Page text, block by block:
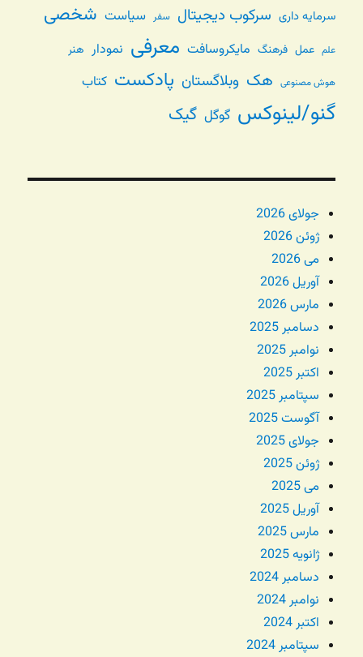
سرمایه داری سرکوب دیجیتال سفر سیاست شخصی
علم عمل فرهنگ مایکروسافت معرفی نمودار هنر
هوش مصنوعی هک وبلاگستان پادکست کتاب
گنو/لینوکس گوگل گیک
جولای 2026
ژوئن 2026
می 2026
آوریل 2026
مارس 2026
دسامبر 2025
نوامبر 2025
اکتبر 2025
سپتامبر 2025
آگوست 2025
جولای 2025
ژوئن 2025
می 2025
آوریل 2025
مارس 2025
ژانویه 2025
دسامبر 2024
نوامبر 2024
اکتبر 2024
سپتامبر 2024